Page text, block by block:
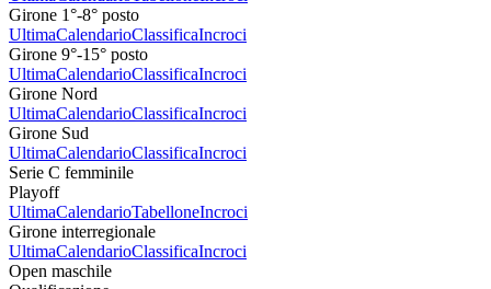
Girone 1°-8° posto
UltimaCalendarioClassificaIncroci
Girone 9°-15° posto
UltimaCalendarioClassificaIncroci
Girone Nord
UltimaCalendarioClassificaIncroci
Girone Sud
UltimaCalendarioClassificaIncroci
Serie C femminile
Playoff
UltimaCalendarioTabelloneIncroci
Girone interregionale
UltimaCalendarioClassificaIncroci
Open maschile